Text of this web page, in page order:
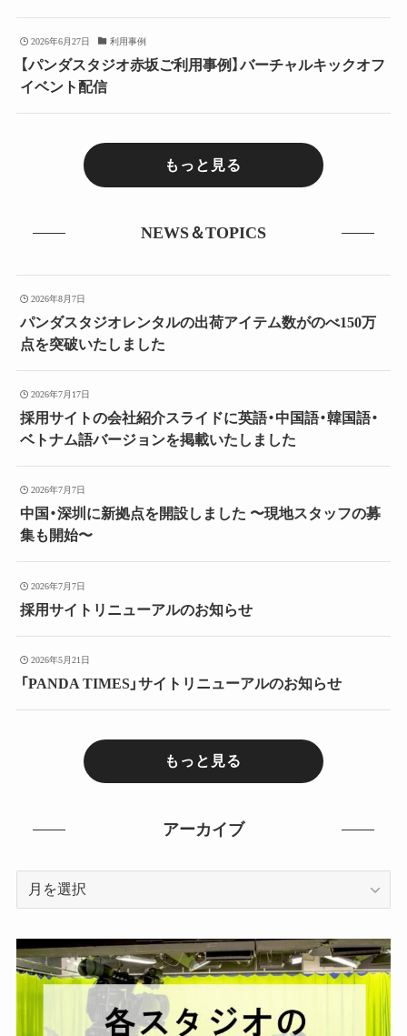
2026年6月27日 利用事例
【パンダスタジオ赤坂ご利用事例】バーチャルキックオフ
イベント配信
もっと見る
NEWS＆TOPICS
2026年8月7日
パンダスタジオレンタルの出荷アイテム数がのべ150万
点を突破いたしました
2026年7月17日
採用サイトの会社紹介スライドに英語・中国語・韓国語・
ベトナム語バージョンを掲載いたしました
2026年7月7日
中国・深圳に新拠点を開設しました 〜現地スタッフの募
集も開始〜
2026年7月7日
採用サイトリニューアルのお知らせ
2026年5月21日
「PANDA TIMES」サイトリニューアルのお知らせ
もっと見る
アーカイブ
ー
イ
ブ